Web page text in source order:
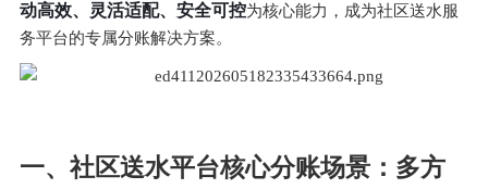
动高效、灵活适配、安全可控为核心能力，成为社区送水服
务平台的专属分账解决方案。
一、社区送水平台核心分账场景：多方